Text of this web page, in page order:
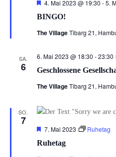
BINGO!
Hervorgehoben
4. Mai 2023 @ 19:30 -5.
The VillageTibarg 21,
SA.
6 Geschlossene
6. Mai 2023 @ 18:30 -23:30
The VillageTibarg 21,
SO.
7
Ruhetag
Hervorgehoben
7. Mai 2023 Ruhetag